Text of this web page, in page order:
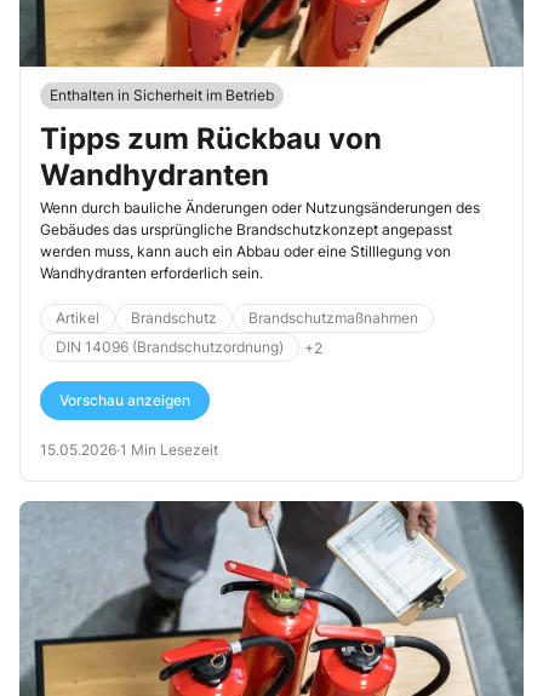
Enthalten in Sicherheit im Betrieb
Tipps zum Rückbau von
Wandhydranten
Wenn durch bauliche Änderungen oder Nutzungsänderungen des
Gebäudes das ursprüngliche Brandschutzkonzept angepasst
werden muss, kann auch ein Abbau oder eine Stilllegung von
Wandhydranten erforderlich sein.
Artikel Brandschutz
Brandschutzmaßnahmen
DIN 14096 (Brandschutzordnung)
+2
Vorschau anzeigen
15.05.2026·1 Min Lesezeit